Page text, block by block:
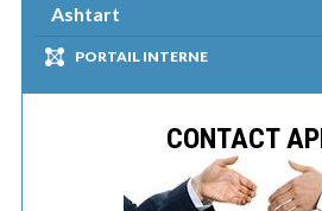
Ashtart
PORTAIL INTERNE
CONTACT